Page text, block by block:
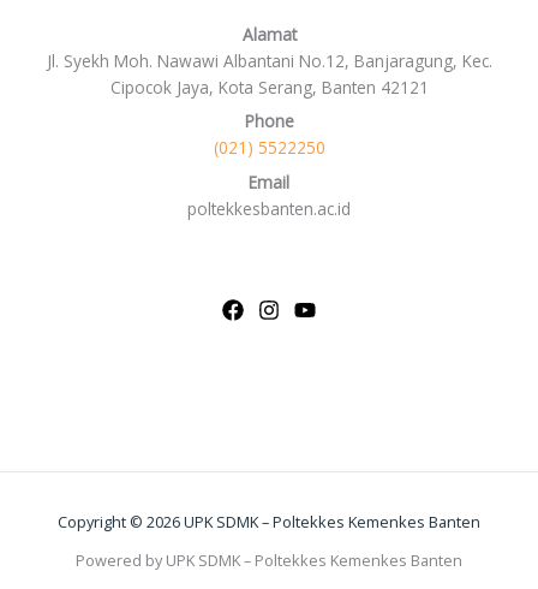
Alamat
Jl. Syekh Moh. Nawawi Albantani No.12, Banjaragung, Kec.
Cipocok Jaya, Kota Serang, Banten 42121
Phone
(021) 5522250
Email
poltekkesbanten.ac.id
Copyright © 2026 UPK SDMK – Poltekkes Kemenkes Banten
Powered by UPK SDMK – Poltekkes Kemenkes Banten